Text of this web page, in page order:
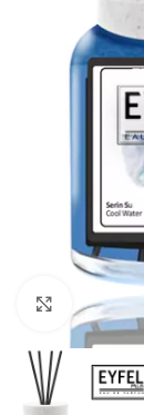
Click to